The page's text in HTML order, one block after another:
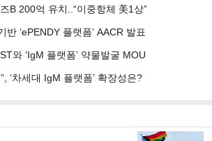
사
유
기
B 200억 유치..“이중항체 美1상”
‘ePENDY 플랫폼’ AACR 발표
와 ’IgM 플랫폼’ 약물발굴 MOU
‘차세대 IgM 플랫폼’ 확장성은?